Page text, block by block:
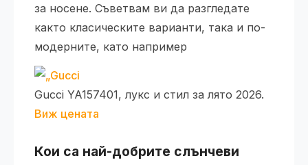
за носене. Съветвам ви да разгледате
както класическите варианти, така и по-
модерните, като например
Gucci YA157401, лукс и стил за лято 2026.
Виж цената
Кои са най-добрите слънчеви